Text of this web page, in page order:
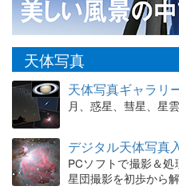
天体写真
天体写真ギャラリ
月、惑星、彗星、星
デジタル天体写真
PCソフトで撮影＆処
星団撮影を初歩から